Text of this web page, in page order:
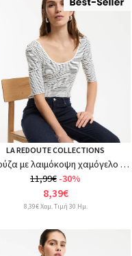
LA REDOUTE COLLECTIONS
Μπλούζα με λαιμόκοψη χαμόγελο και ρίγες
11,99€ -30%
8,39€
8,39€ Χαμ. Τιμή 30 Ημ.